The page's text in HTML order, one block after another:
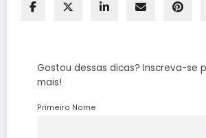
Gostou dessas dicas? Inscreva-se
mais!
Primeiro Nome